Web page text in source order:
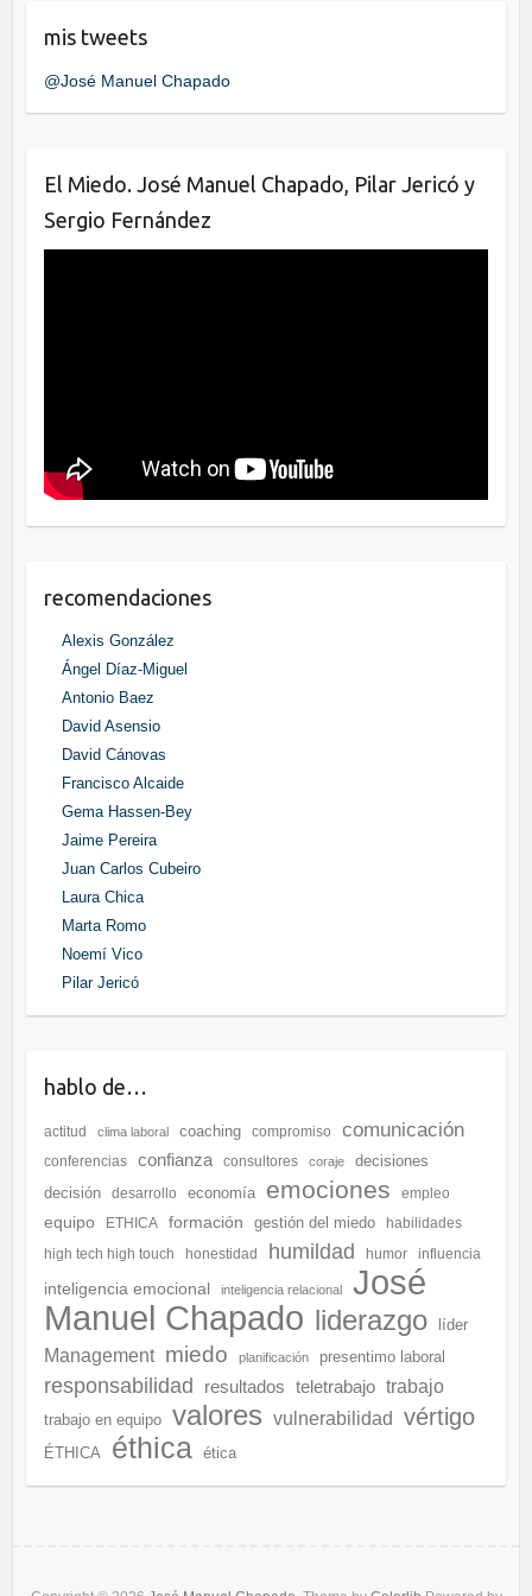
b
o
k
n
mis tweets
@José Manuel Chapado
El Miedo. José Manuel Chapado, Pilar Jericó y
Sergio Fernández
recomendaciones
Alexis González
Ángel Díaz-Miguel
Antonio Baez
David Asensio
David Cánovas
Francisco Alcaide
Gema Hassen-Bey
Jaime Pereira
Juan Carlos Cubeiro
Laura Chica
Marta Romo
Noemí Vico
Pilar Jericó
hablo de…
actitud clima laboral coaching compromiso comunicación
conferencias confianza consultores coraje
decisiones
decisión
desarrollo economía emociones empleo
equipo ETHICA formación gestión del miedo
habilidades
high tech high touch
honestidad humildad humor influencia
inteligencia emocional inteligencia relacional
José
Manuel Chapado liderazgo líder
Management miedo planificación presentimo laboral
responsabilidad resultados teletrabajo trabajo
trabajo en equipo valores vulnerabilidad vértigo
ÉTHICA éthica ética